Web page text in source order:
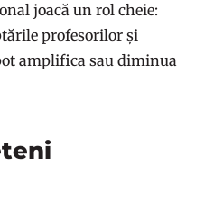
joacă un rol cheie:
profesorilor și
amplifica sau diminua